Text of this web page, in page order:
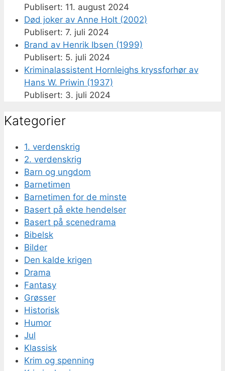
11. august 2024
Død joker av Anne Holt (2002)
7. juli 2024
Brand av Henrik Ibsen (1999)
5. juli 2024
Kriminalassistent Hornleighs kryssforhør av
Hans W. Priwin (1937)
3. juli 2024
Kategorier
1. verdenskrig
2. verdenskrig
Barn og ungdom
Barnetimen
Barnetimen for de minste
Basert på ekte hendelser
Basert på scenedrama
Bibelsk
Bilder
Den kalde krigen
Drama
Fantasy
Grøsser
Historisk
Humor
Jul
Klassisk
Krim og spenning